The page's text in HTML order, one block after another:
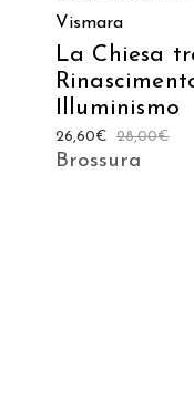
Vismara
La Chiesa
Illuminismo
28,00€
26,60€
Brossura